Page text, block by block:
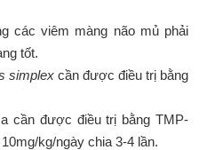
các viêm màng não mủ phải
tốt.
simplex cần được điều trị bằng
cần được điều trị bằng TMP-
kg/ngày chia 3-4 lần.